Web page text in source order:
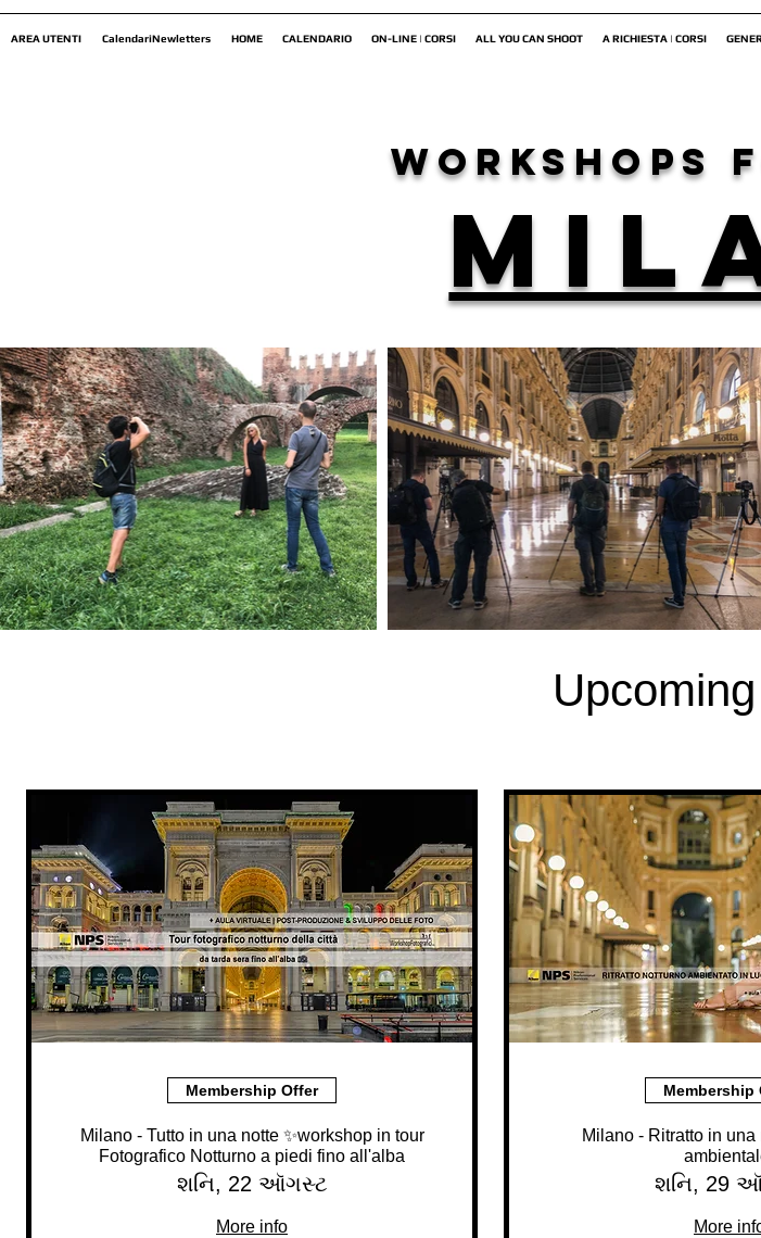
AREA UTENTI CalendariNewletters HOME CALENDARIO ON-LINE | CORSI ALL YOU CAN SHOOT A RICHIESTA | CORSI
workshops
Membership Offer
Milano - Tutto in una notte ✨workshop in tour
Fotografico Notturno a piedi fino all'alba
શનિ, 22 ઑગસ્ટ
More info
Membership
Milano - Ritratto in una
શનિ, 29
More